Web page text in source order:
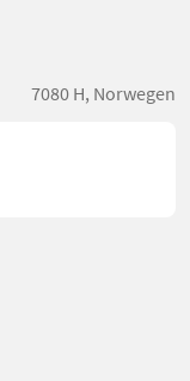
7080 H, Norwegen